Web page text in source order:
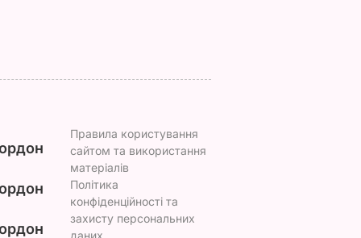
Правила користування
сайтом та використання
матеріалів
Політика
конфіденційності та
захисту персональних
даних